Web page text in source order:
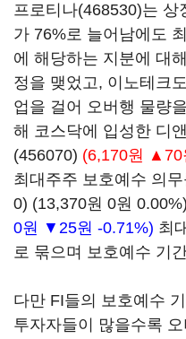
프로티나(468530)는 상
가 76%로 늘어남에도
에 해당하는 지분에 대
정을 맺었고, 이노테크
업을 걸어 오버행 물량
해 코스닥에 입성한 디
(456070) (6,170원 ▲70
최대주주 보호예수 의
0) (13,370원 0원 0.00%)
0원 ▼25원 -0.71%) 최
로 묶으며 보호예수 기
다만 FI들의 보호예수
투자자들이 많을수록